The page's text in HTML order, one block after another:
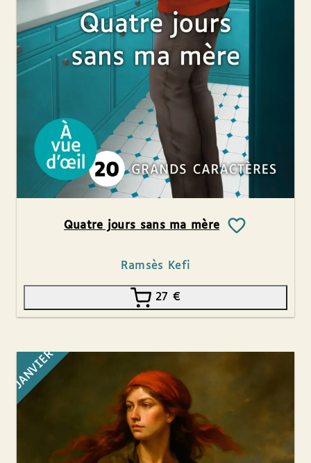
Quatre jours sans ma mère
Ramsès Kefi
27 €
JANVIER